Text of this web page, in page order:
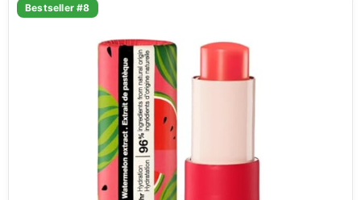
Bestseller #8